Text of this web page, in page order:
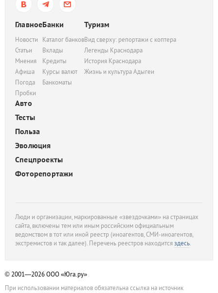
Главное
Новости
Статьи
Мнения
Афиша
Погода
Пробки
Банки
Каталог банков
Вклады
Кредиты
Курсы валют
Банкоматы
Туризм
Вид сверху: репортажи с коптера
Легенды Краснодара
История Краснодара
Жизнь и культура Адыгеи
Авто
Тесты
Польза
Эволюция
Спецпроекты
Фоторепортажи
Люди и организации, маркированные «звездочками» на страницах
сайта, включены тем или иным российским официальным
ведомством в тот или иной реестр (иноагентов, СМИ-иноагентов,
экстремистов и так далее). Перечень реестров находитсяздесь.
© 2001—2026ООО «Юга.ру»
При использовании материалов обязательна ссылка на источник